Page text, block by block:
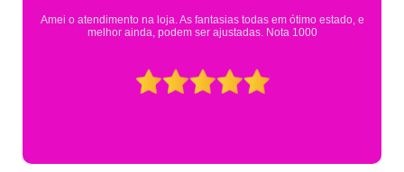
Pesquisei em mais de 20 lojas e só encontrei a fantasia de meu filho na
Eureka. Cheguei praticamente no horário em que estavam fechando e
mesmo assim fui muito bem atendido.